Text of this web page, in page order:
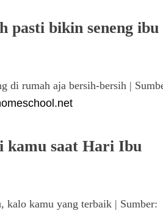
pasti bikin seneng ibu
di rumah aja bersih-bersih |
kamu saat Hari Ibu
kalo kamu yang terbaik | Sumber: